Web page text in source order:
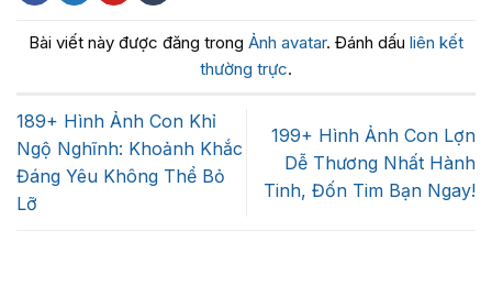
Bài viết này được đăng trong Ảnh avatar. Đánh dấu liên kết
thường trực.
189+ Hình Ảnh Con Khỉ
Ngộ Nghĩnh: Khoảnh Khắc
Đáng Yêu Không Thể Bỏ
Lỡ
199+ Hình Ảnh Con Lợn
Dễ Thương Nhất Hành
Tinh, Đốn Tim Bạn Ngay!